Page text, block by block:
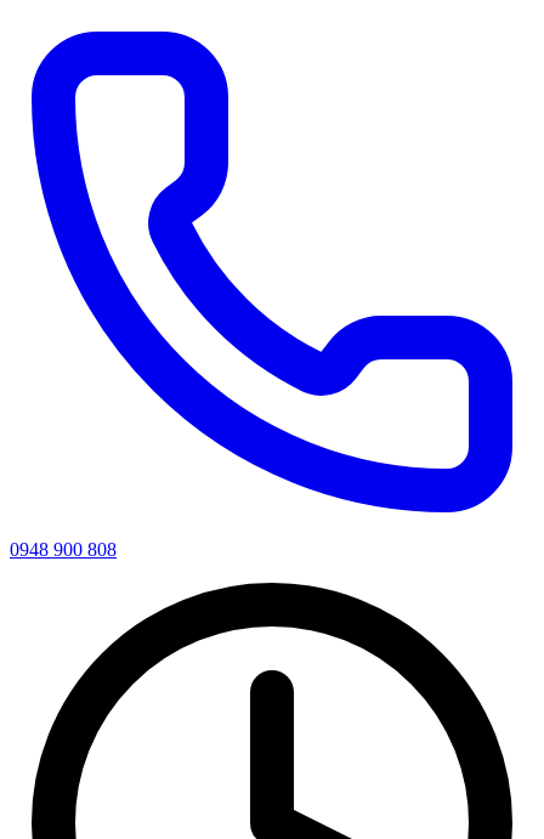
0948 900 808